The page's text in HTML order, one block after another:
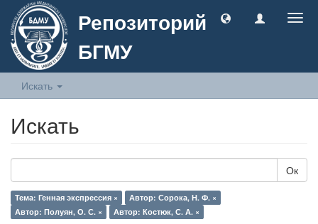
Репозиторий
БГМУ
Искать
Искать
Ок
Тема: Генная экспрессия ×
Автор: Сорока, Н. Ф. ×
Автор: Полуян, О. С. ×
Автор: Костюк, С. А. ×